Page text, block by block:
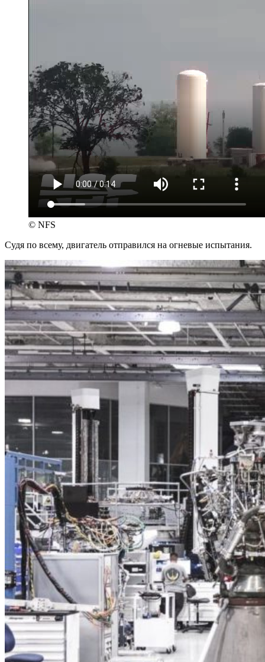
© NFS
Судя по всему, двигатель отправился на огневые испытания.